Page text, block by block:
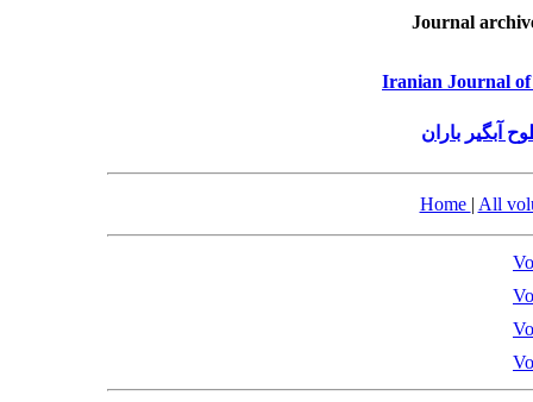
Journal
Iranian Journal of
آبگیر باران
Home | All